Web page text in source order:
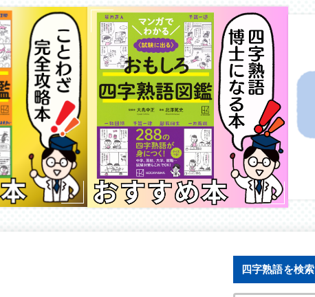
四字熟語を検索